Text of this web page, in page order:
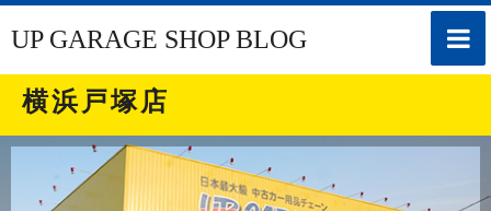
toggle
UP GARAGE SHOP BLOG
横浜戸塚店